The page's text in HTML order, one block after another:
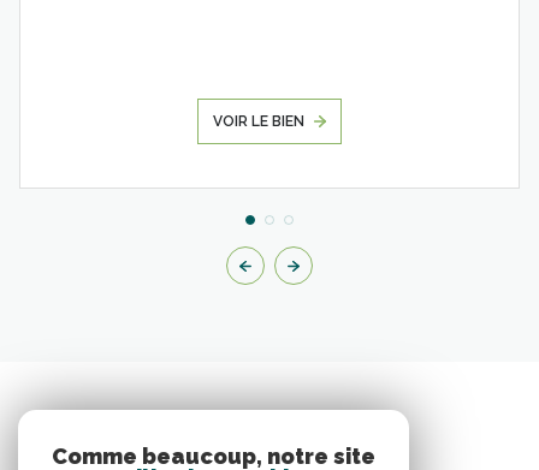
VOIR LE BIEN
Comme beaucoup, notre site